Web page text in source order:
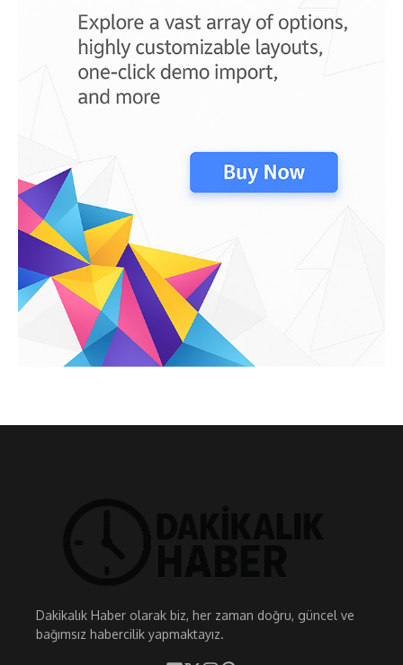
Dakikalık Haber olarak biz, her zaman doğru, güncel ve
bağımsız habercilik yapmaktayız.